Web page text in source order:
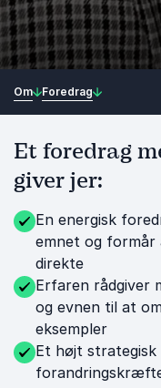
Om Foredrag
Et foredrag
giver jer:
En energisk
emnet og formår
direkte
Erfaren rådgiver
og evnen til at
eksempler
Et højt strategisk